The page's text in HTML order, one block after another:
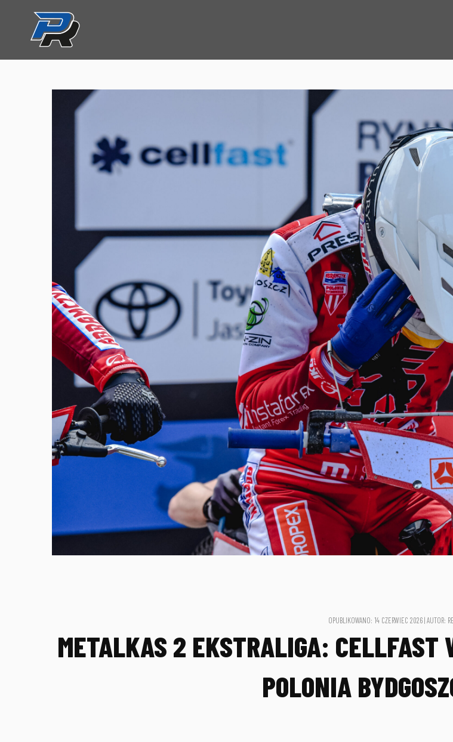
OPUBLIKOWANO: 14 CZERWIEC 2026 | AUTOR:
METALKAS 2 EKSTRALIGA: CELLFAST
POLONIA